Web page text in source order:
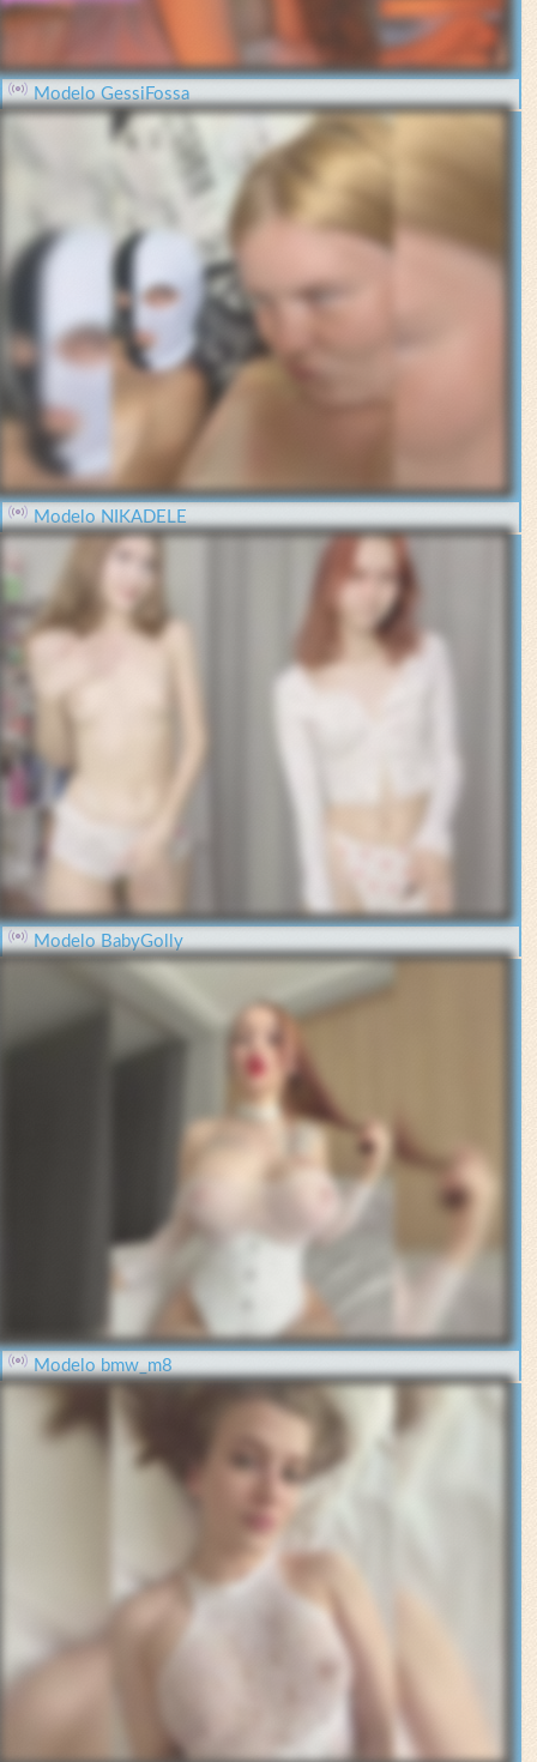
Modelo GessiFossa
Modelo NIKADELE
Modelo BabyGolly
Modelo bmw_m8